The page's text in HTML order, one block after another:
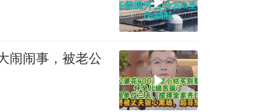
闹闹事，被老公